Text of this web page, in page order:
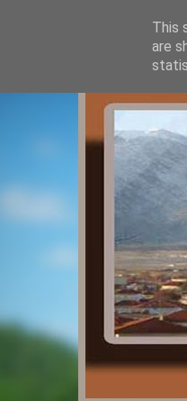
This
are